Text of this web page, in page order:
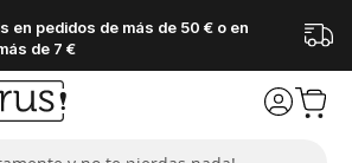
en pedidos de más de 50 € o en
de 7 €